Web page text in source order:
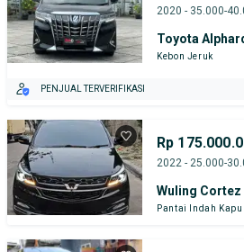
2020 - 35.000-
Toyota
Kebon Jeruk
PENJUAL TERVERIFIKASI
Rp
2022 - 25.000-
Wuling Cortez
Pantai Indah